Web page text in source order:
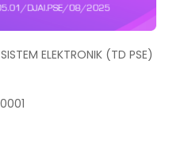
ELEKTRONIK (TD PSE)